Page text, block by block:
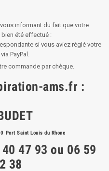
informant du fait que votre
été effectué :
si vous aviez réglé votre
PayPal.
commande par chèque.
ams.fr :
Port Saint Louis du Rhone
47 93 ou 06 59
38